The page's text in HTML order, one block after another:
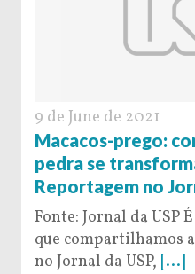
9 de June de 2021
Macacos-prego:
pedra se
Reportagem no
Fonte: Jornal da USP
que compartilhamos
no Jornal da USP, [...]